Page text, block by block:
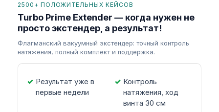
2500+ ПОЛОЖИТЕЛЬНЫХ КЕЙСОВ
Turbo Prime Extender — когда нужен не
просто экстендер, а результат!
Флагманский вакуумный экстендер: точный контроль
натяжения, полный комплект и поддержка.
Результат уже в
первые недели
Контроль
натяжения, ход
винта 30 см